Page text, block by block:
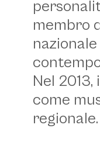
membro
Nel
come
regionale.